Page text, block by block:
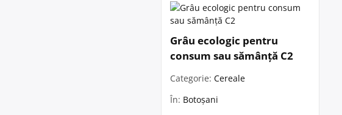
Grâu ecologic pentru
consum sau sămânță C2
Categorie: Cereale
În: Botoșani